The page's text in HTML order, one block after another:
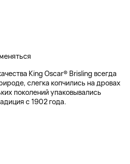
King Oscar® Brisling всегда
слегка копчились на дровах
поколений упаковывались
с 1902 года.